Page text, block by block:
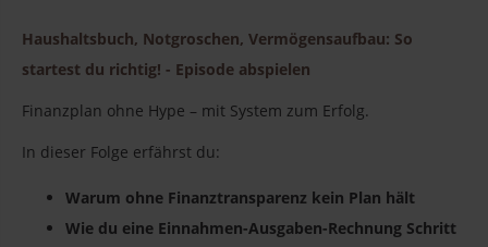
Haushaltsbuch, Notgroschen, Vermögensaufbau: So
startest du richtig! - Episode abspielen
Finanzplan ohne Hype – mit System zum Erfolg.
In dieser Folge erfährst du:
Warum ohne Finanztransparenz kein Plan hält
Wie du eine Einnahmen-Ausgaben-Rechnung Schritt